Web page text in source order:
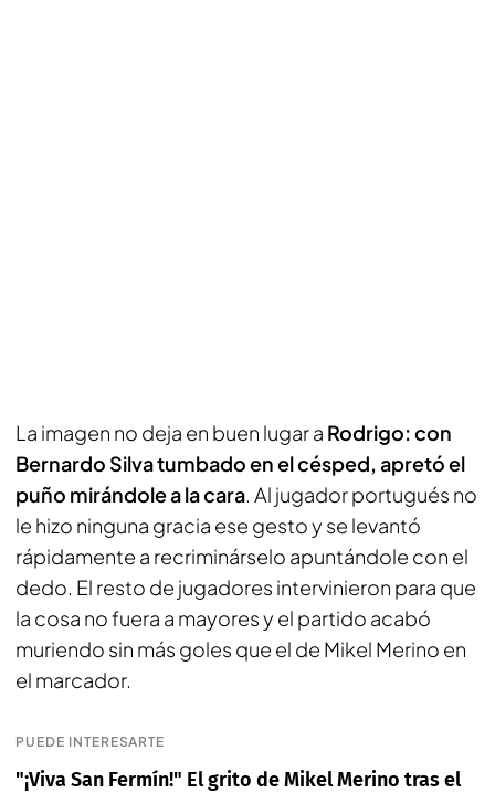
La imagen no deja en buen lugar a Rodrigo: con
Bernardo Silva tumbado en el césped, apretó el
puño mirándole a la cara. Al jugador portugués no
le hizo ninguna gracia ese gesto y se levantó
rápidamente a recriminárselo apuntándole con el
dedo. El resto de jugadores intervinieron para que
la cosa no fuera a mayores y el partido acabó
muriendo sin más goles que el de Mikel Merino en
el marcador.
PUEDE INTERESARTE
"¡Viva San Fermín!" El grito de Mikel Merino tras el